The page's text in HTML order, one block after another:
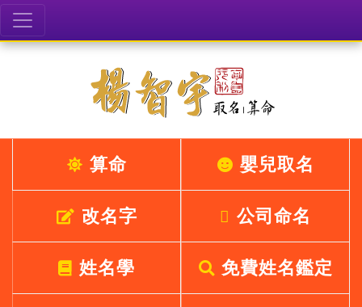
算命 嬰兒取名
改名字 公司命名
姓名學 免費姓名鑑定